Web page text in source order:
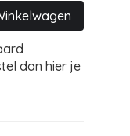
dan hier je